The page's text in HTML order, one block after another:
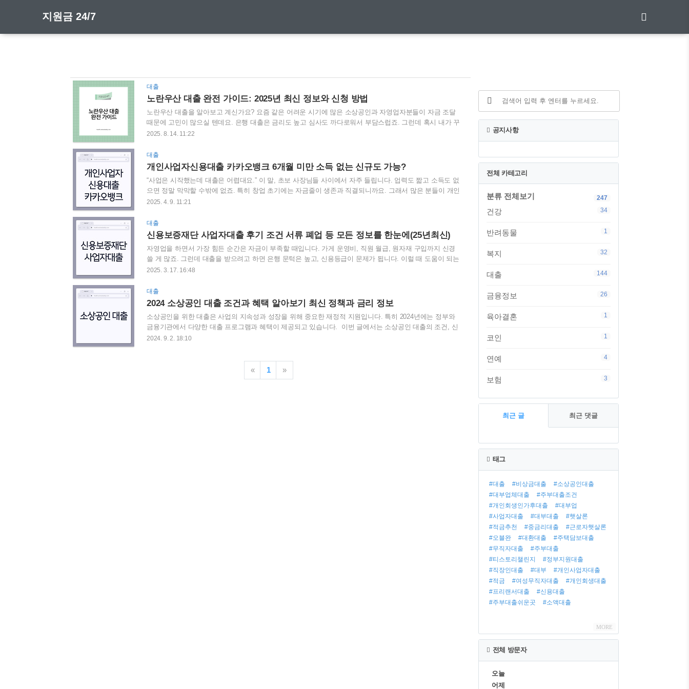
지원금 24/7
대출
노란우산 대출 완전 가이드: 2025년 최신 정보와 신청 방법
노란우산 대출을 알아보고 계신가요? 요즘 같은 어려운 시기에 많은 소상공인과 자영업자분들이 자금 조달
때문에 고민이 많으실 텐데요. 은행 대출은 금리도 높고 심사도 까다로워서 부담스럽죠. 그런데 혹시 내가 꾸
준히 납입한 공제금으로 저금리 대출을 받을 수 있다면 어떨까요? 복잡한 서류 없이, 신용점수 걱정도 없이
겠습니다. 노란우산 대출, 정확히 뭔가요? 노란우산 대출은 간단히 말해서 '내가 저축한 돈을 담보로 빌리는
것'이라고 생각하시면 됩니다. 노란우산공제에 가입해서 꾸준히 부금을 납입하신 분들이라면, 그 돈을 담보
로 해서 필요할 때 대출을 받을 수 있거든요. 중소기업중앙회에서 운영하는 노란우산..
2025. 8. 14. 11:22
대출
개인사업자신용대출 카카오뱅크 6개월 미만 소득 없는 신규도 가능?
“사업은 시작했는데 대출은 어렵대요.” 이 말, 초보 사장님들 사이에서 자주 들립니다. 업력도 짧고 소득도 없
으면 정말 막막할 수밖에 없죠. 특히 창업 초기에는 자금줄이 생존과 직결되니까요. 그래서 많은 분들이 개인
사업자신용대출을 찾게 됩니다. 이번 글에서는 카카오뱅크에서 6개월 미만 신규 사업자도 대출이 가능한지
고비, 사무실 임대료까지. 매출은 생각보다 늦고, 통장은 빠르게 마이너스로 가죠. 은행 문은 좁고, 신용점수
는 불안정하고. 그래서 많은 분들이 모바일로 간편하게 신청할 수 있는 개인사업자신용대출, 특히 카카오뱅
크를 주목하게 됩니다. 카카오뱅크 개인사업자신용대출 한눈에 보기 2025년 ..
2025. 4. 9. 11:21
대출
신용보증재단 사업자대출 후기 조건 서류 폐업 등 모든 정보를 한눈에(25년최신)
자영업을 하면서 가장 힘든 순간은 자금이 부족할 때입니다. 가게 운영비, 직원 월급, 원자재 구입까지 신경
쓸 게 많죠. 그런데 대출을 받으려고 하면 은행 문턱은 높고, 신용등급이 문제가 됩니다. 이럴 때 도움이 되는
게 바로 신용보증재단 사업자대출입니다. 보증을 통해 더 낮은 금리로 대출을 받을 수 있고, 초기 창업자도
까지 꼼꼼히 살펴보겠습니다. 신용보증재단 사업자대출이란? 신용보증재단은 담보 없이도 대출을 받을 수
있도록 보증을 서주는 기관입니다. 즉, 은행이 대출을 거절할 가능성이 높은 소상공인과 중소기업을 돕는 역
할을 합니다. 📌 이런 분들에게 적합합니다. 초기 창업자로 자금이 부족한..
2025. 3. 17. 16:48
대출
2024 소상공인 대출 조건과 혜택 알아보기 최신 정책과 금리 정보
소상공인을 위한 대출은 사업의 지속성과 성장을 위해 중요한 재정적 지원입니다. 특히 2024년에는 정부와
금융기관에서 다양한 대출 프로그램과 혜택이 제공되고 있습니다. 이번 글에서는 소상공인 대출의 조건, 신
청 방법, 금리 및 상환, 이자 환급까지 최신 정보를 바탕으로 종합적으로 안내해 드리겠습니다. 이를 통해 귀
2024년 기준으로, 소상공인 대출의 기본 조건은 1년 이상 사업을 영위한 개인사업자여야 하며, 소득 및 신용
평가가 필수적입니다. 대출 신청 자격 요건은 사업장의 운영 기간, 매출..
2024. 9. 2. 18:10
« 1 »
공지사항
전체 카테고리
분류 전체보기 247
건강 34
반려동물 1
복지 32
대출 144
금융정보 26
육아결혼 1
코인 1
연예 4
보험 3
최근 글 최근 댓글
최
근
글
태그
#대출 #비상금대출
#소상공인대출
#대부업체대출
#주부대출조건
#개인회생인가후대출
#대부업
#사업자대출
#대부대출
#햇살론
#적금추천
#중금리대출
#근로자햇살론
#오블완
#대환대출
#주택담보대출
#무직자대출
#주부대출
#티스토리챌린지
#정부지원대출
#직장인대출
#대부
#개인사업자대출
#적금
#여성무직자대출
#개인회생대출
#프리랜서대출
#신용대출
#주부대출쉬운곳
#소액대출
MORE
전체 방문자
오늘
어제